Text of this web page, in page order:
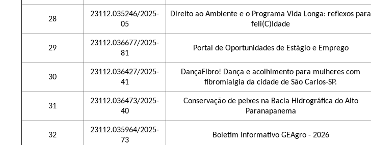
28
23112.035246/2025-
05
Direito ao Ambiente e o Programa Vida Longa: reflexos para
feli(C)Idade
29
23112.036677/2025-
81
Portal de Oportunidades de Estágio e Emprego
30
23112.036427/2025-
41
DançaFibro! Dança e acolhimento para mulheres com
fibromialgia da cidade de São Carlos-SP.
31
23112.036473/2025-
40
Conservação de peixes na Bacia Hidrográfica do Alto
Paranapanema
32
23112.035964/2025-
73
Boletim Informativo GEAgro - 2026